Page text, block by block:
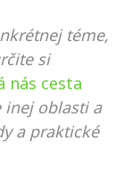
téme,
si
nás cesta
inej oblasti a
a praktické